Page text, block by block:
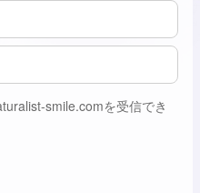
smile.comを受信でき